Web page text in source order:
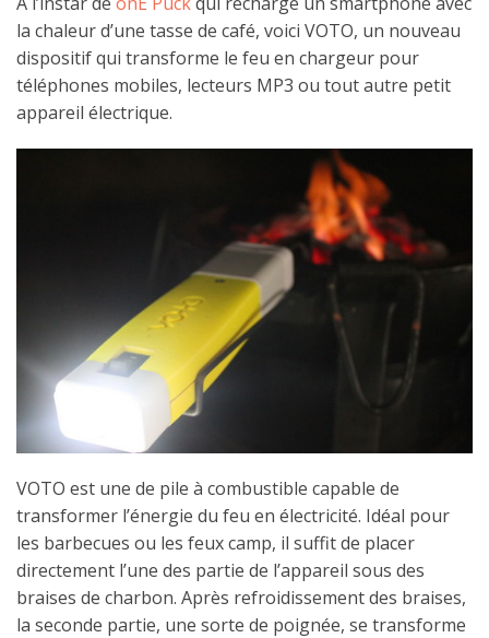
la chaleur d’une tasse de café, voici VOTO, un nouveau
dispositif qui transforme le feu en chargeur pour
téléphones mobiles, lecteurs MP3 ou tout autre petit
appareil électrique.
VOTO est une de pile à combustible capable de
transformer l’énergie du feu en électricité. Idéal pour
les barbecues ou les feux camp, il suffit de placer
directement l’une des partie de l’appareil sous des
braises de charbon. Après refroidissement des braises,
la seconde partie, une sorte de poignée, se transforme